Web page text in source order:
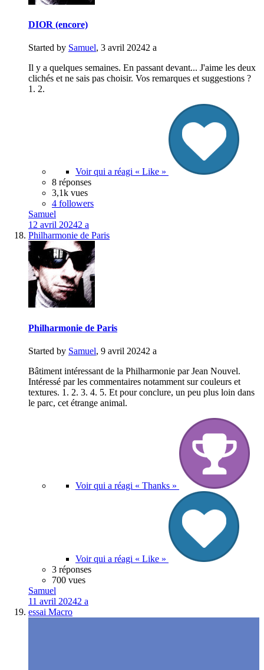
DIOR (encore)
Started by Samuel, 3 avril 20242 a
Il y a quelques semaines. En passant devant... J'aime les deux
clichés et ne sais pas choisir. Vos remarques et suggestions ?
1. 2.
Voir qui a réagi « Like »
8 réponses
3,1k vues
4 followers
Samuel
12 avril 20242 a
Philharmonie de Paris
Philharmonie de Paris
Started by Samuel, 9 avril 20242 a
Bâtiment intéressant de la Philharmonie par Jean Nouvel.
Intéressé par les commentaires notamment sur couleurs et
textures. 1. 2. 3. 4. 5. Et pour conclure, un peu plus loin dans
le parc, cet étrange animal.
Voir qui a réagi « Thanks »
Voir qui a réagi « Like »
3 réponses
700 vues
Samuel
11 avril 20242 a
essai Macro